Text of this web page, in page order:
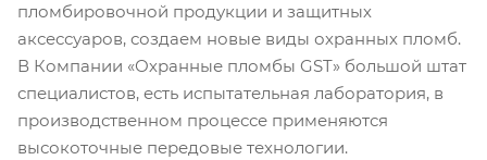
пломбировочной продукции и защитных
аксессуаров, создаем новые виды охранных пломб.
В Компании «Охранные пломбы GST» большой штат
специалистов, есть испытательная лаборатория, в
производственном процессе применяются
высокоточные передовые технологии.